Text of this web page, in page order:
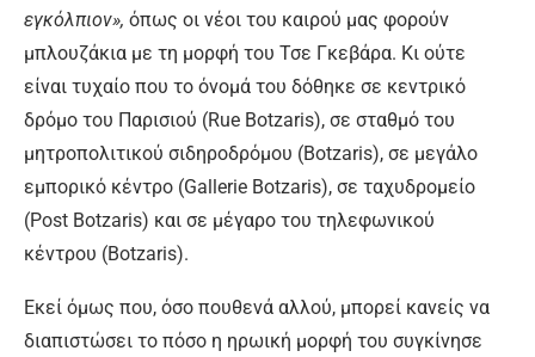
εγκόλπιον», όπως οι νέοι του καιρού μας φορούν
μπλουζάκια με τη μορφή του Τσε Γκεβάρα. Κι ούτε
είναι τυχαίο που το όνομά του δόθηκε σε κεντρικό
δρόμο του Παρισιού (Rue Botzaris), σε σταθμό του
μητροπολιτικού σιδηροδρόμου (Botzaris), σε μεγάλο
εμπορικό κέντρο (Gallerie Botzaris), σε ταχυδρομείο
(Post Botzaris) και σε μέγαρο του τηλεφωνικού
κέντρου (Botzaris).
Εκεί όμως που, όσο πουθενά αλλού, μπορεί κανείς να
διαπιστώσει το πόσο η ηρωική μορφή του συγκίνησε